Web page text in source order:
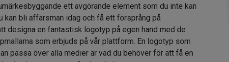
ett avgörande element som du inte kan
kan bli affärsman idag och få ett försprång på
designa en fantastisk logotyp på egen hand med de
som erbjuds på vår plattform. En logotyp som
passa över alla medier är vad du behöver för att få en